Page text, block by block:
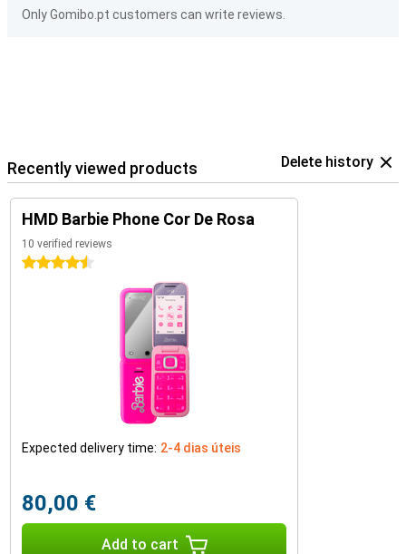
Only Gomibo.pt customers can write reviews.
Recently viewed products Delete history
HMD Barbie Phone Cor De Rosa
10 verified reviews
4.5 stars
Expected delivery time: 2-4 dias úteis
80,00 €
Add to cart